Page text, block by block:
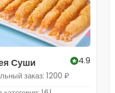
Суши 4.9
заказ: 1200 ₽